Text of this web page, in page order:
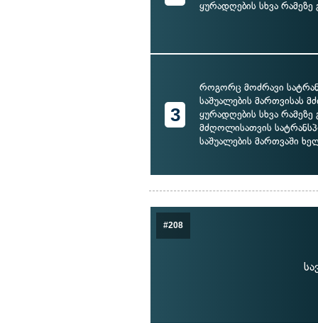
ყურადღების სხვა რამეზე
3
როგორც მოძრავი
საშუალების მართვისას
ყურადღების სხვა რამეზე
მძღოლისათვის
საშუალების მართვაში
#208